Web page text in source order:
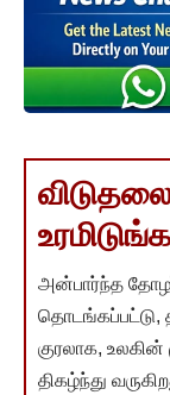
அன்பார்ந்த
தொடங்கப்பட்டு,
குரலாக, உலகின்
திகழ்ந்து